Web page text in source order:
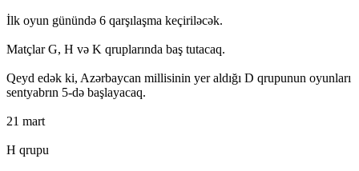
İlk oyun günündə 6 qarşılaşma keçiriləcək.
Matçlar G, H və K qruplarında baş tutacaq.
Qeyd edək ki, Azərbaycan millisinin yer aldığı D qrupunun oyunları
sentyabrın 5-də başlayacaq.
21 mart
H qrupu